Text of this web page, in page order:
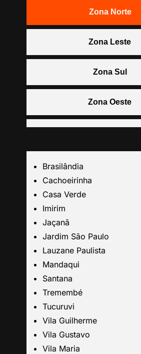
Zona Norte
Zona Leste
Zona Sul
Zona Oeste
Grande São Paulo
São Caetano
Brasilândia
Cachoeirinha
Casa Verde
Imirim
Jaçanã
Jardim São Paulo
Lauzane Paulista
Mandaqui
Santana
Tremembé
Tucuruvi
Vila Guilherme
Vila Gustavo
Vila Maria